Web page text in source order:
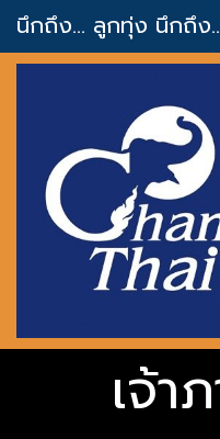
นึกถึง... ลูกทุ่ง นึกถึง
เจ้